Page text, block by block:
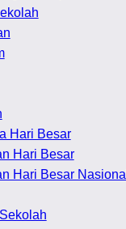
Hari Besar
Hari Besar
Hari Besar Nasional